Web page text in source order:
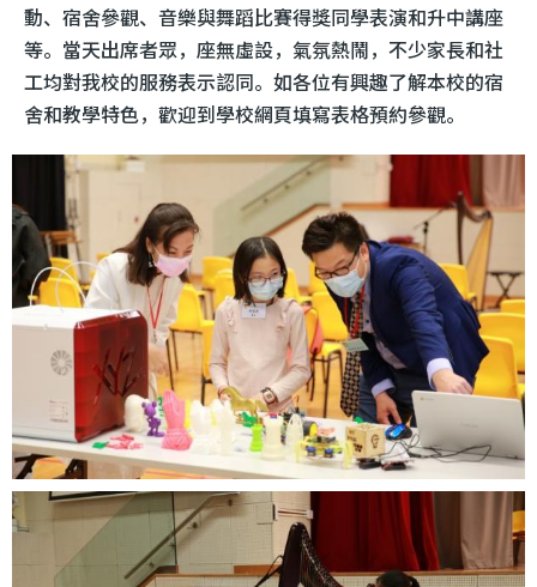
動、宿舍參觀、音樂與舞蹈比賽得獎同學表演和升中講座
等。當天出席者眾，座無虛設，氣氛熱鬧，不少家長和社
工均對我校的服務表示認同。如各位有興趣了解本校的宿
舍和教學特色，歡迎到學校網頁填寫表格預約參觀。